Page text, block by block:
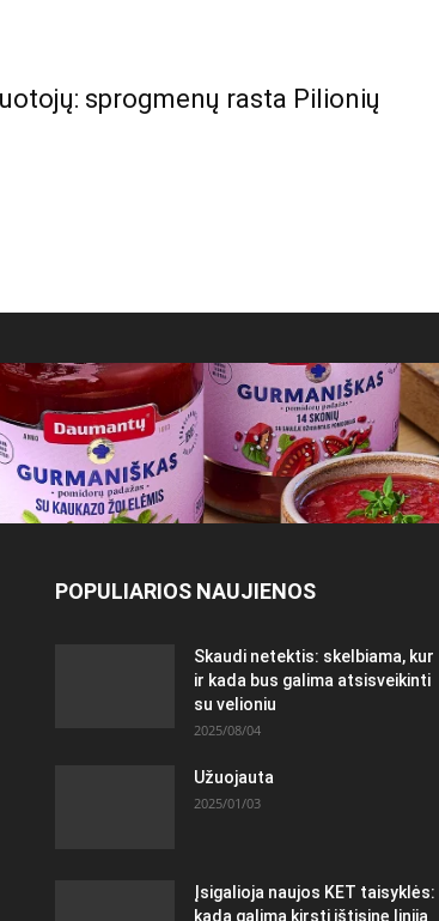
sprogmenų rasta Pilionių
POPULIARIOS NAUJIENOS
Skaudi netektis: skelbiama, kur
ir kada bus galima atsisveikinti
su velioniu
2025/08/04
Užuojauta
2025/01/03
Įsigalioja naujos KET taisyklės:
kada galima kirsti ištisinę liniją